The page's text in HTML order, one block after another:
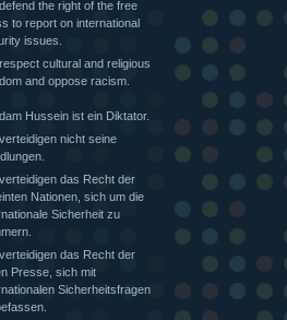
the right of the free
to report on international
issues.
cultural and religious
and oppose racism.
Hussein ist ein Diktator.
nicht seine
das Recht der
Nationen, sich um die
Sicherheit zu
das Recht der
Presse, sich mit
Sicherheitsfragen